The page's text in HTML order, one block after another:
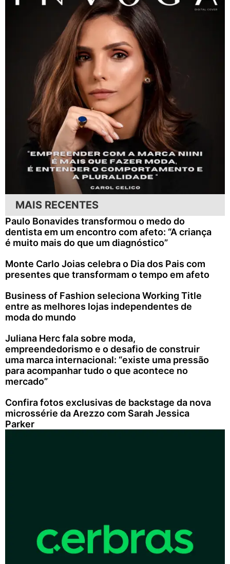
MAIS RECENTES
Paulo Bonavides transformou o medo do
dentista em um encontro com afeto: “A criança
é muito mais do que um diagnóstico”
Monte Carlo Joias celebra o Dia dos Pais com
presentes que transformam o tempo em afeto
Business of Fashion seleciona Working Title
entre as melhores lojas independentes de
moda do mundo
Juliana Herc fala sobre moda,
empreendedorismo e o desafio de construir
uma marca internacional: “existe uma pressão
para acompanhar tudo o que acontece no
mercado”
Confira fotos exclusivas de backstage da nova
microssérie da Arezzo com Sarah Jessica
Parker